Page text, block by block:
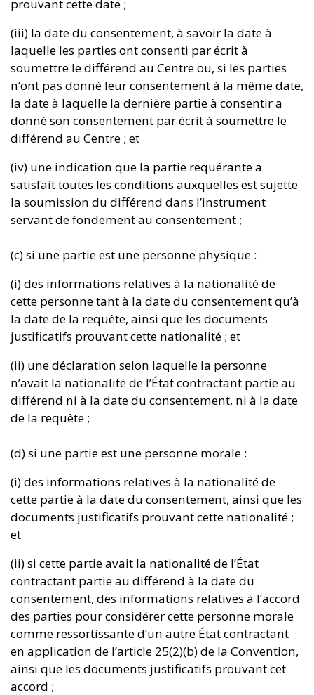
prouvant cette date ;
(iii) la date du consentement, à savoir la date à
laquelle les parties ont consenti par écrit à
soumettre le différend au Centre ou, si les parties
n’ont pas donné leur consentement à la même date,
la date à laquelle la dernière partie à consentir a
donné son consentement par écrit à soumettre le
différend au Centre ; et
(iv) une indication que la partie requérante a
satisfait toutes les conditions auxquelles est sujette
la soumission du différend dans l’instrument
servant de fondement au consentement ;
(c) si une partie est une personne physique :
(i) des informations relatives à la nationalité de
cette personne tant à la date du consentement qu’à
la date de la requête, ainsi que les documents
justificatifs prouvant cette nationalité ; et
(ii) une déclaration selon laquelle la personne
n’avait la nationalité de l’État contractant partie au
différend ni à la date du consentement, ni à la date
de la requête ;
(d) si une partie est une personne morale :
(i) des informations relatives à la nationalité de
cette partie à la date du consentement, ainsi que les
documents justificatifs prouvant cette nationalité ;
et
(ii) si cette partie avait la nationalité de l’État
contractant partie au différend à la date du
consentement, des informations relatives à l’accord
des parties pour considérer cette personne morale
comme ressortissante d’un autre État contractant
en application de l’article 25(2)(b) de la Convention,
ainsi que les documents justificatifs prouvant cet
accord ;